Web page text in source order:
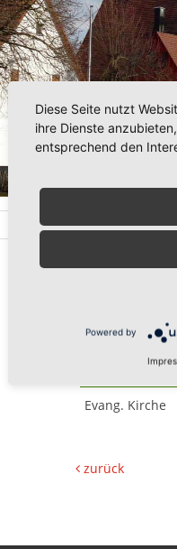
Evang. Kirche
zurück
Diese Seite nutzt
ihre Dienste
entsprechend den
Powered by